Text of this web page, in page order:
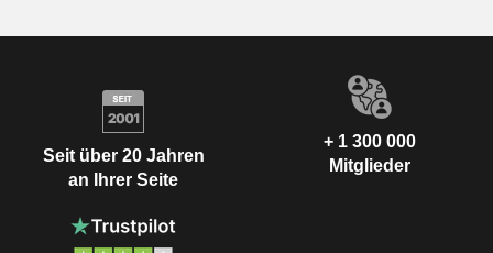
Seit über 20 Jahren
an Ihrer Seite
+ 1 300 000
Mitglieder